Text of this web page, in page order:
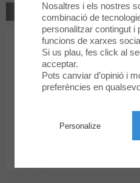
TOTS ELS SERVEIS
Borsa de treball disponible al
Nosaltres i els nostres
combinació de
personalitzar contingut i
funcions de xarxes
Si us plau, fes click al
acceptar.
Pots canviar d’opinió i
preferències en
Personalize